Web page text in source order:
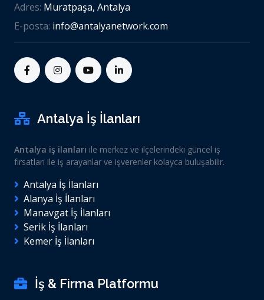
Adres: Muratpaşa, Antalya
E-posta: info@antalyanetwork.com
Antalya İş İlanları
Antalya iş ilanları ile merkez ve ilçelerindeki güncel iş
fırsatları ile iş arayanlar ve işverenler kolayca buluşabilir.
Antalya İş İlanları
Alanya İş İlanları
Manavgat İş İlanları
Serik İş İlanları
Kemer İş İlanları
İş & Firma Platformu